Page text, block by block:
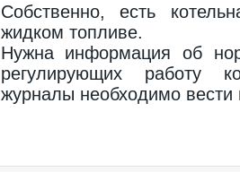
Собственно, есть
жидком топливе.
Нужна информация об
регулирующих работу
журналы необходимо вести